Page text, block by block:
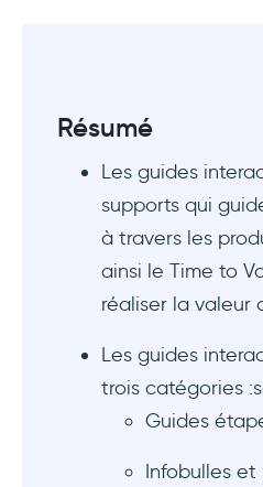
?
Les 5 meilleurs
un taux d'adoption
Conclusion
Questions Fréquentes
Qu'est-ce qu'un
Quels sont les
Résumé
Les guides
supports qui
à travers les
ainsi le Time to
réaliser la valeur
Les guides
trois catégories
Guides
Infobulles